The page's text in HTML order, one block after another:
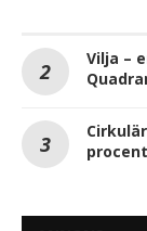
Vilja –
procent